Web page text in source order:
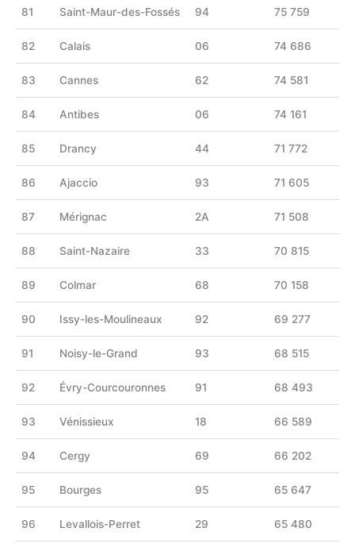
81 Saint-Maur-des-Fossés 94 75 759
82 Calais 06 74 686
83 Cannes 62 74 581
84 Antibes 06 74 161
85 Drancy 44 71 772
86 Ajaccio 93 71 605
87 Mérignac 2A 71 508
88 Saint-Nazaire 33 70 815
89 Colmar 68 70 158
90 Issy-les-Moulineaux 92 69 277
91 Noisy-le-Grand 93 68 515
92 Évry-Courcouronnes 91 68 493
93 Vénissieux 18 66 589
94 Cergy 69 66 202
95 Bourges 95 65 647
96 Levallois-Perret 29 65 480